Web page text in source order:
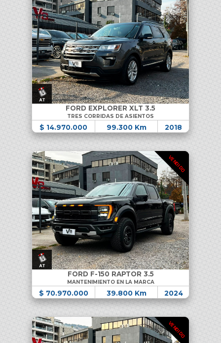
FORD EXPLORER XLT 3.5
TRES CORRIDAS DE ASIENTOS
$ 14.970.000 99.300 Km 2018
VENDIDO
FORD F-150 RAPTOR 3.5
MANTENIMIENTO EN LA MARCA
$ 70.970.000 39.800 Km 2024
VENDIDO